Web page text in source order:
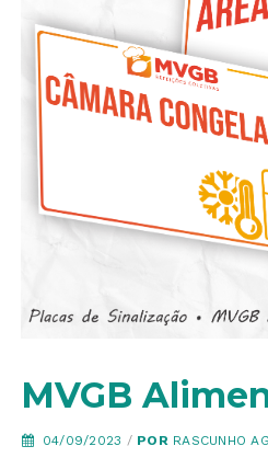
MVGB
04/09/2023 / POR RASCUNHO